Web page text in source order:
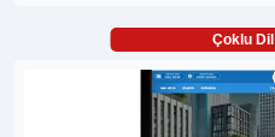
Çoklu